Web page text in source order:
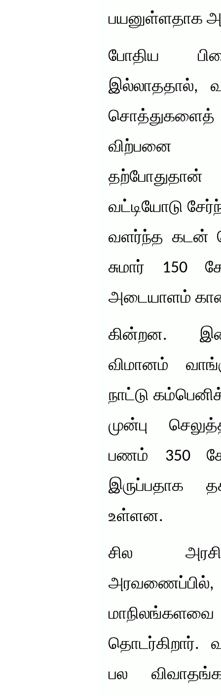
பயனுள்ளதாக
போதிய
இல்லாததால்,
சொத்துகளைத்
விற்பனை
வட்டியோடு
வளர்ந்த கடன்
சுமார் 150
அடையாளம்
கின்றன.
விமானம்
நாட்டு
முன்பு
பணம் 350
இருப்பதாக
உள்ளன.
சில
தொடர்கிறார்.
பல